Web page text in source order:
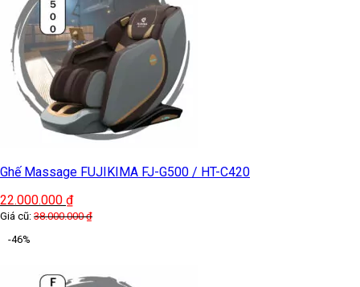
Ghế Massage FUJIKIMA FJ-G500 / HT-C420
22.000.000 ₫
Giá cũ: 38.000.000₫
-46%